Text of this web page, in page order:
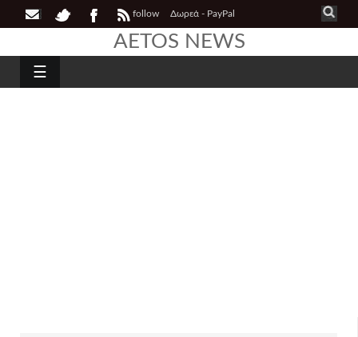
follow Δωρεά - PayPal
AETOS NEWS
☰